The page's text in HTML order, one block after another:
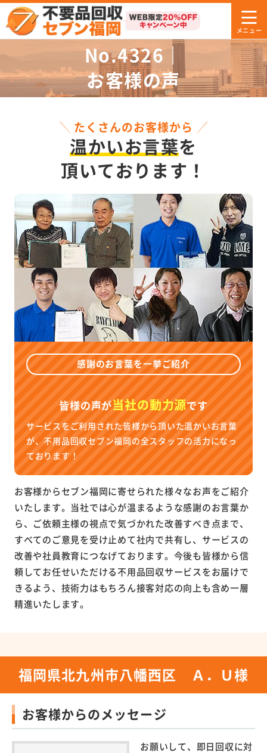
No.4326｜
お客様の声
たくさんのお客様から
温かいお言葉を
頂いております！
感謝のお言葉を一挙ご紹介
皆様の声が当社の動力源です
サービスをご利用された皆様から頂いた温かいお言葉
が、不用品回収セブン福岡の全スタッフの活力になっ
ております！
お客様からセブン福岡に寄せられた様々なお声をご紹介
いたします。当社では心が温まるような感謝のお言葉か
ら、ご依頼主様の視点で気づかれた改善すべき点まで、
すべてのご意見を受け止めて社内で共有し、サービスの
改善や社員教育につなげております。今後も皆様から信
頼してお任せいただける不用品回収サービスをお届けで
きるよう、技術力はもちろん接客対応の向上も含め一層
精進いたします。
福岡県北九州市八幡西区 Ａ．Ｕ様
お客様からのメッセージ
お願いして、即日回収に対